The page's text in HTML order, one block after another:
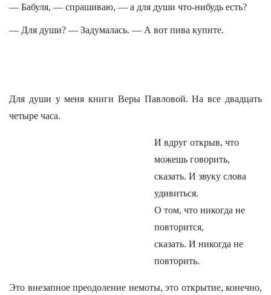
— Бабуля, — спрашиваю, — а для души что-нибудь есть?
— Для души? — Задумалась. — А вот пива купите.
Для души у меня книги Веры Павловой. На все двадцать
четыре часа.
И вдруг открыв, что
можешь говорить,
сказать. И звуку слова
удивиться.
О том, что никогда не
повторится,
сказать. И никогда не
повторить.
Это внезапное преодоление немоты, это открытие, конечно,